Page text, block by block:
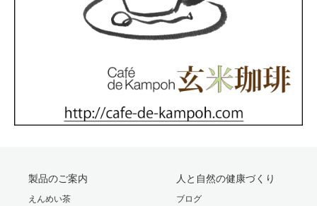
製品のご案内
えんめい茶
人と自然の健康づくり
ブログ